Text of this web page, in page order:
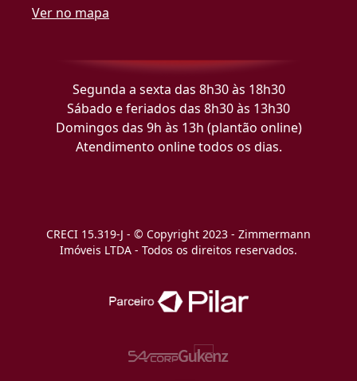
Ver no mapa
Segunda a sexta das 8h30 às 18h30
Sábado e feriados das 8h30 às 13h30
Domingos das 9h às 13h (plantão online)
Atendimento online todos os dias.
CRECI 15.319-J - © Copyright 2023 - Zimmermann
Imóveis LTDA - Todos os direitos reservados.